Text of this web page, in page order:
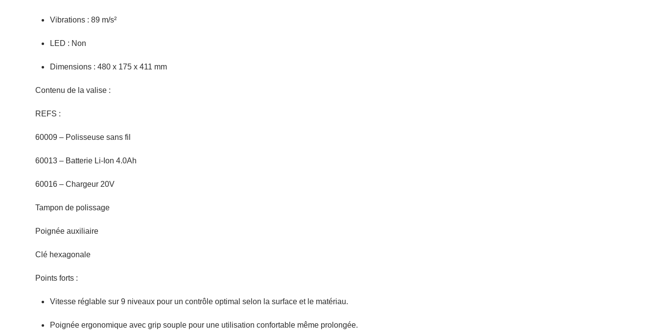
Vibrations : 89 m/s²
LED : Non
Dimensions : 480 x 175 x 411 mm
Contenu de la valise :
REFS :
60009 – Polisseuse sans fil
60013 – Batterie Li-Ion 4.0Ah
60016 – Chargeur 20V
Tampon de polissage
Poignée auxiliaire
Clé hexagonale
Points forts :
Vitesse réglable sur 9 niveaux pour un contrôle optimal selon la surface et le matériau.
Poignée ergonomique avec grip souple pour une utilisation confortable même prolongée.